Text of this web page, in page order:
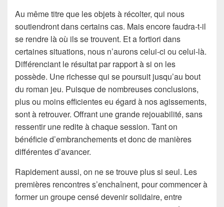
Au même titre que les objets à récolter, qui nous
soutiendront dans certains cas. Mais encore faudra-t-il
se rendre là où ils se trouvent. Et a fortiori dans
certaines situations, nous n’aurons celui-ci ou celui-là.
Différenciant le résultat par rapport à si on les
possède. Une richesse qui se poursuit jusqu’au bout
du roman jeu. Puisque de nombreuses conclusions,
plus ou moins efficientes eu égard à nos agissements,
sont à retrouver. Offrant une grande rejouabilité, sans
ressentir une redite à chaque session. Tant on
bénéficie d’embranchements et donc de manières
différentes d’avancer.
Rapidement aussi, on ne se trouve plus si seul. Les
premières rencontres s’enchaînent, pour commencer à
former un groupe censé devenir solidaire, entre